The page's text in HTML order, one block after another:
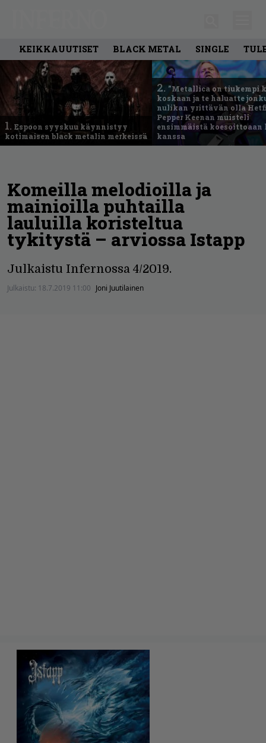
KEIKKAUUTISET BLACK METAL SINGLE
1. Espoon syyskuu käynnistyy
kotimaisen black metalin merkeissä
2. ”Metallica on tiukempi
koskaan ja te haluatte
nulikan yrittävän olla
Pepper Keenan muisteli
ensimmäistä
kanssa
Komeilla melodioilla ja
mainioilla puhtailla
lauluilla koristeltua
tykitystä – arviossa Istapp
Julkaistu Infernossa 4/2019.
Julkaistu: 18.7.2019 11:00 Joni Juutilainen